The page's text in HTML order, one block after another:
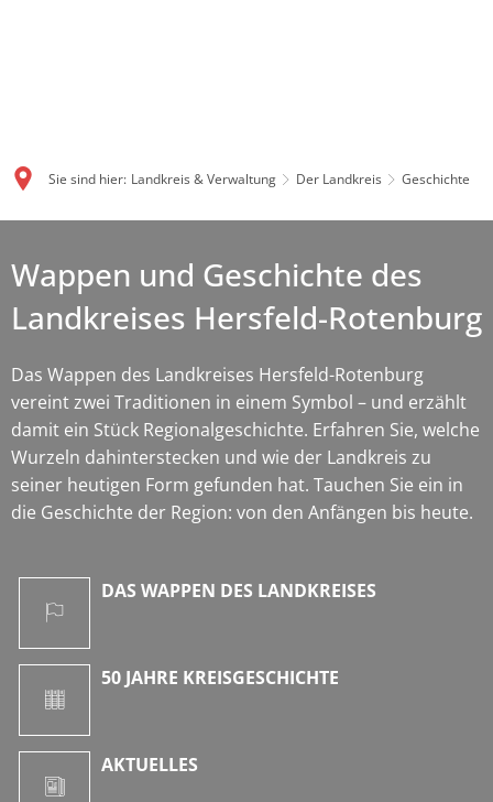
Sie sind hier: Landkreis & Verwaltung Der Landkreis Geschichte
Wappen und Geschichte des
Landkreises Hersfeld-Rotenburg
Das Wappen des Landkreises Hersfeld-Rotenburg
vereint zwei Traditionen in einem Symbol – und erzählt
damit ein Stück Regionalgeschichte. Erfahren Sie, welche
Wurzeln dahinterstecken und wie der Landkreis zu
seiner heutigen Form gefunden hat. Tauchen Sie ein in
die Geschichte der Region: von den Anfängen bis heute.
DAS WAPPEN DES LANDKREISES
50 JAHRE KREISGESCHICHTE
AKTUELLES